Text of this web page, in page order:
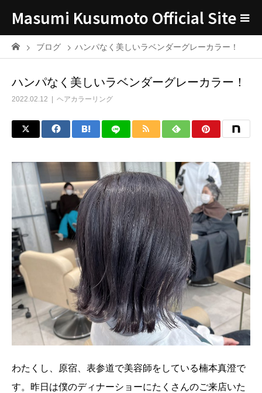
Masumi Kusumoto Official Site
ブログ ハンパなく美しいラベンダーグレーカラー！
ハンパなく美しいラベンダーグレーカラー！
2022.02.12 ヘアカラーリング
わたくし、原宿、表参道で美容師をしている楠本真澄で
す。昨日は僕のディナーショーにたくさんのご来店いた